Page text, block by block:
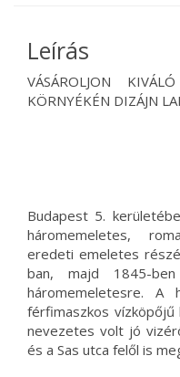
Leírás
VÁSÁROLJON
KÖRNYÉKÉN DIZÁJN
Budapest 5.
háromemeletes,
eredeti emeletes
ban, majd 1845-
háromemeletesre. A
férfimaszkos vízköpőjű
nevezetes volt jó
és a Sas utca felől is